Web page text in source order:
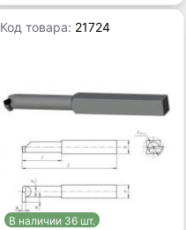
Код товара: 21724
В наличии 36 шт.